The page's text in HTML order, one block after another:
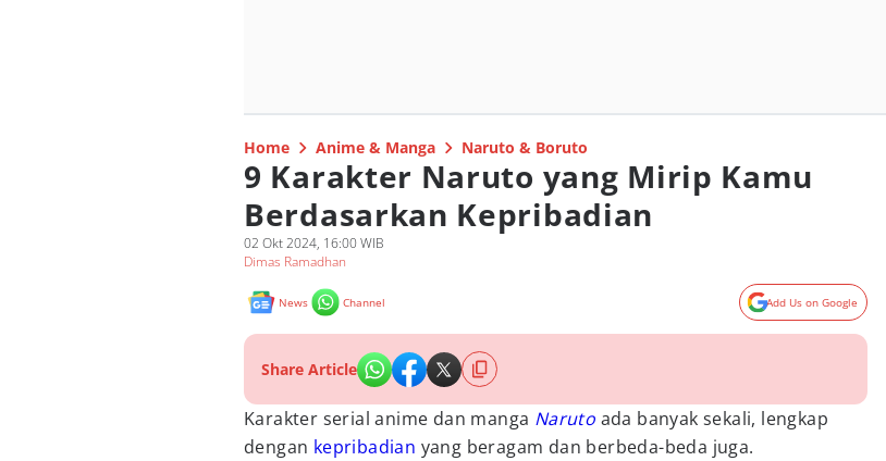
Home Anime & Manga Naruto & Boruto
9 Karakter Naruto yang Mirip Kamu
Berdasarkan Kepribadian
02 Okt 2024, 16:00 WIB
Dimas Ramadhan
News Channel Add Us on Google
Share Article
Karakter serial anime dan manga Naruto ada banyak sekali, lengkap
dengan kepribadian yang beragam dan berbeda-beda juga.